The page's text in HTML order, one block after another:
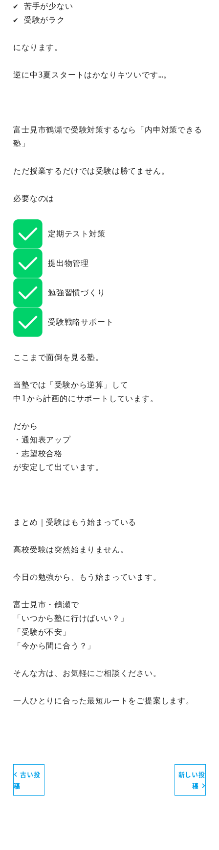
✔ 苦手が少ない
✔ 受験がラク
になります。
逆に中3夏スタートはかなりキツいです…。
富士見市鶴瀬で受験対策するなら「内申対策できる
塾」
ただ授業するだけでは受験は勝てません。
必要なのは
定期テスト対策
提出物管理
勉強習慣づくり
受験戦略サポート
ここまで面倒を見る塾。
当塾では「受験から逆算」して
中1から計画的にサポートしています。
だから
・通知表アップ
・志望校合格
が安定して出ています。
まとめ｜受験はもう始まっている
高校受験は突然始まりません。
今日の勉強から、もう始まっています。
富士見市・鶴瀬で
「いつから塾に行けばいい？」
「受験が不安」
「今から間に合う？」
そんな方は、お気軽にご相談ください。
一人ひとりに合った最短ルートをご提案します。
古い投
稿
新しい投
稿